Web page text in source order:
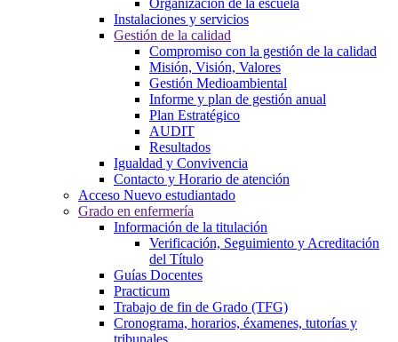
Organización de la escuela
Instalaciones y servicios
Gestión de la calidad
Compromiso con la gestión de la calidad
Misión, Visión, Valores
Gestión Medioambiental
Informe y plan de gestión anual
Plan Estratégico
AUDIT
Resultados
Igualdad y Convivencia
Contacto y Horario de atención
Acceso Nuevo estudiantado
Grado en enfermería
Información de la titulación
Verificación, Seguimiento y Acreditación
del Título
Guías Docentes
Practicum
Trabajo de fin de Grado (TFG)
Cronograma, horarios, éxamenes, tutorías y